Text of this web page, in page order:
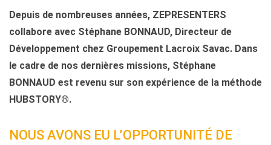
Depuis de nombreuses années, ZEPRESENTERS
collabore avec Stéphane BONNAUD, Directeur de
Développement chez Groupement Lacroix Savac. Dans
le cadre de nos dernières missions, Stéphane
BONNAUD est revenu sur son expérience de la méthode
HUBSTORY®.
NOUS AVONS EU L’OPPORTUNITÉ DE